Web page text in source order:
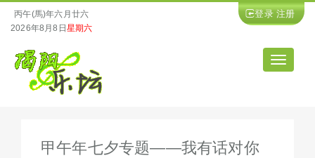
丙午(馬)年六月廿六
2026年8月8日星期六
登录 注册
导
航
甲午年七夕专题——我有话对你